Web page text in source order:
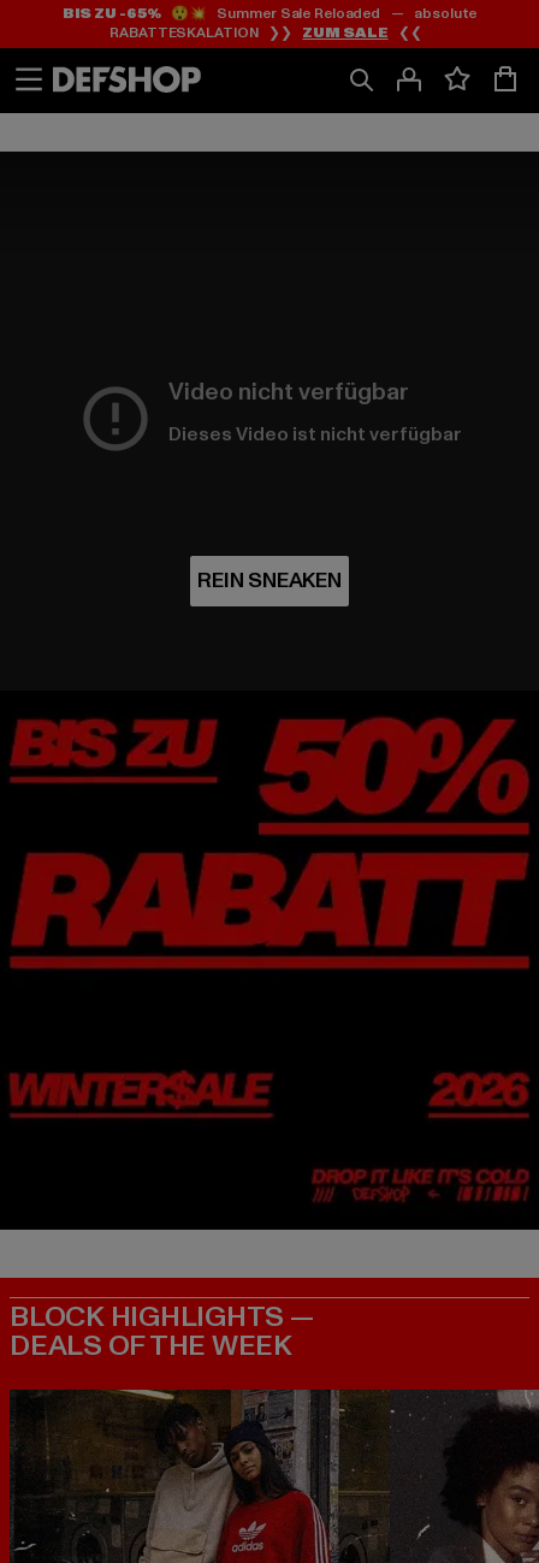
Zum
Inhalt
springen
Zum
Fußzeile
springen
BIS ZU -65%😲💥 Summer Sale Reloaded — absolute
RABATTESKALATION ❯❯ ZUM SALE ❮❮
Video nicht verfügbar
Dieses Video ist nicht verfügbar
BLOCK HIGHLIGHTS —
DEALS OF THE WEEK